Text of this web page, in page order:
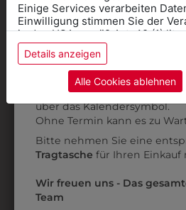
30281
SERVIERSCHÜRZE
OLD FASHION
Einige Services verarbeiten
Einwilligung stimmen Sie der
in den USA gemäß Art. 49 (1) lit.
stuft die USA als Land mit
ein, und es besteht das Risiko,
Daten ohne Klagemöglichkeit
Datenschutzerklärungbzw. im
Details anzeigen
Alle Cookies ablehnen
für die
benötigen
Online Shop: Klick auf
Kategorie und die richtige
AnprobeVorort im Geschäft:
über das Kalendersymbol.
Ohne Termin kann es zu
Bitte nehmen Sie eine
Tragtasche für Ihren Einkauf
Wir freuen uns - Das
Team